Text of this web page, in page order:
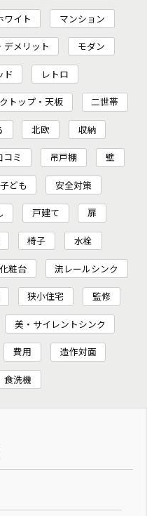
ワイト マンション
デメリット モダン
ド レトロ
トップ・天板 二世帯
北欧 収納
コミ 吊戸棚 壁
子ども 安全対策
戸建て 扉
椅子 水栓
粧台 流レールシンク
狭小住宅 監修
美・サイレントシンク
費用 造作対面
食洗機